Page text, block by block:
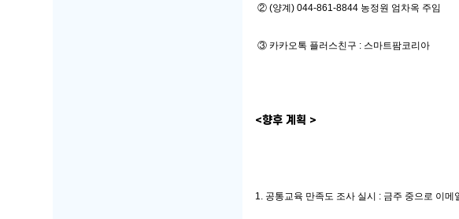
② (양계) 044-861-8844 농정원 엄차옥 주임
③ 카카오톡 플러스친구 : 스마트팜코리아
<향후 계획 >
1. 공통교육 만족도 조사 실시 : 금주 중으로 이